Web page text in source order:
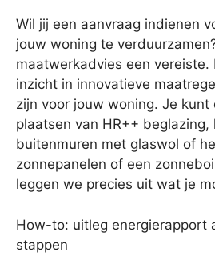
Wil jij een aanvraag indienen
jouw woning te
maatwerkadvies een
inzicht in innovatieve
zijn voor jouw woning. Je kunt
plaatsen van HR++ beglazing,
buitenmuren met glaswol of
zonnepanelen of een
leggen we precies uit wat je
How-to: uitleg energierapport
stappen